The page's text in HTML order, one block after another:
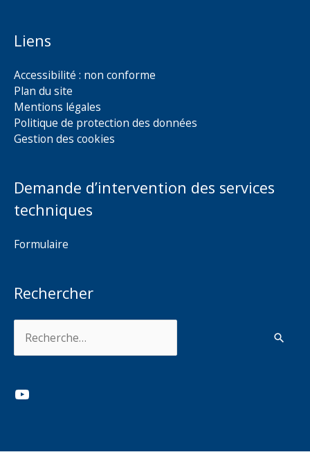
Liens
Accessibilité : non conforme
Plan du site
Mentions légales
Politique de protection des données
Gestion des cookies
Demande d’intervention des services
techniques
Formulaire
Rechercher
YouTube